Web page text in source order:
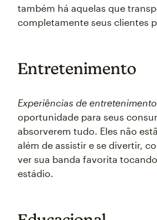
também há aquelas que
completamente seus clientes
Entretenimento
Experiências de entretenimento
oportunidade para seus
absorverem tudo. Eles não
além de assistir e se divertir,
ver sua banda favorita
estádio.